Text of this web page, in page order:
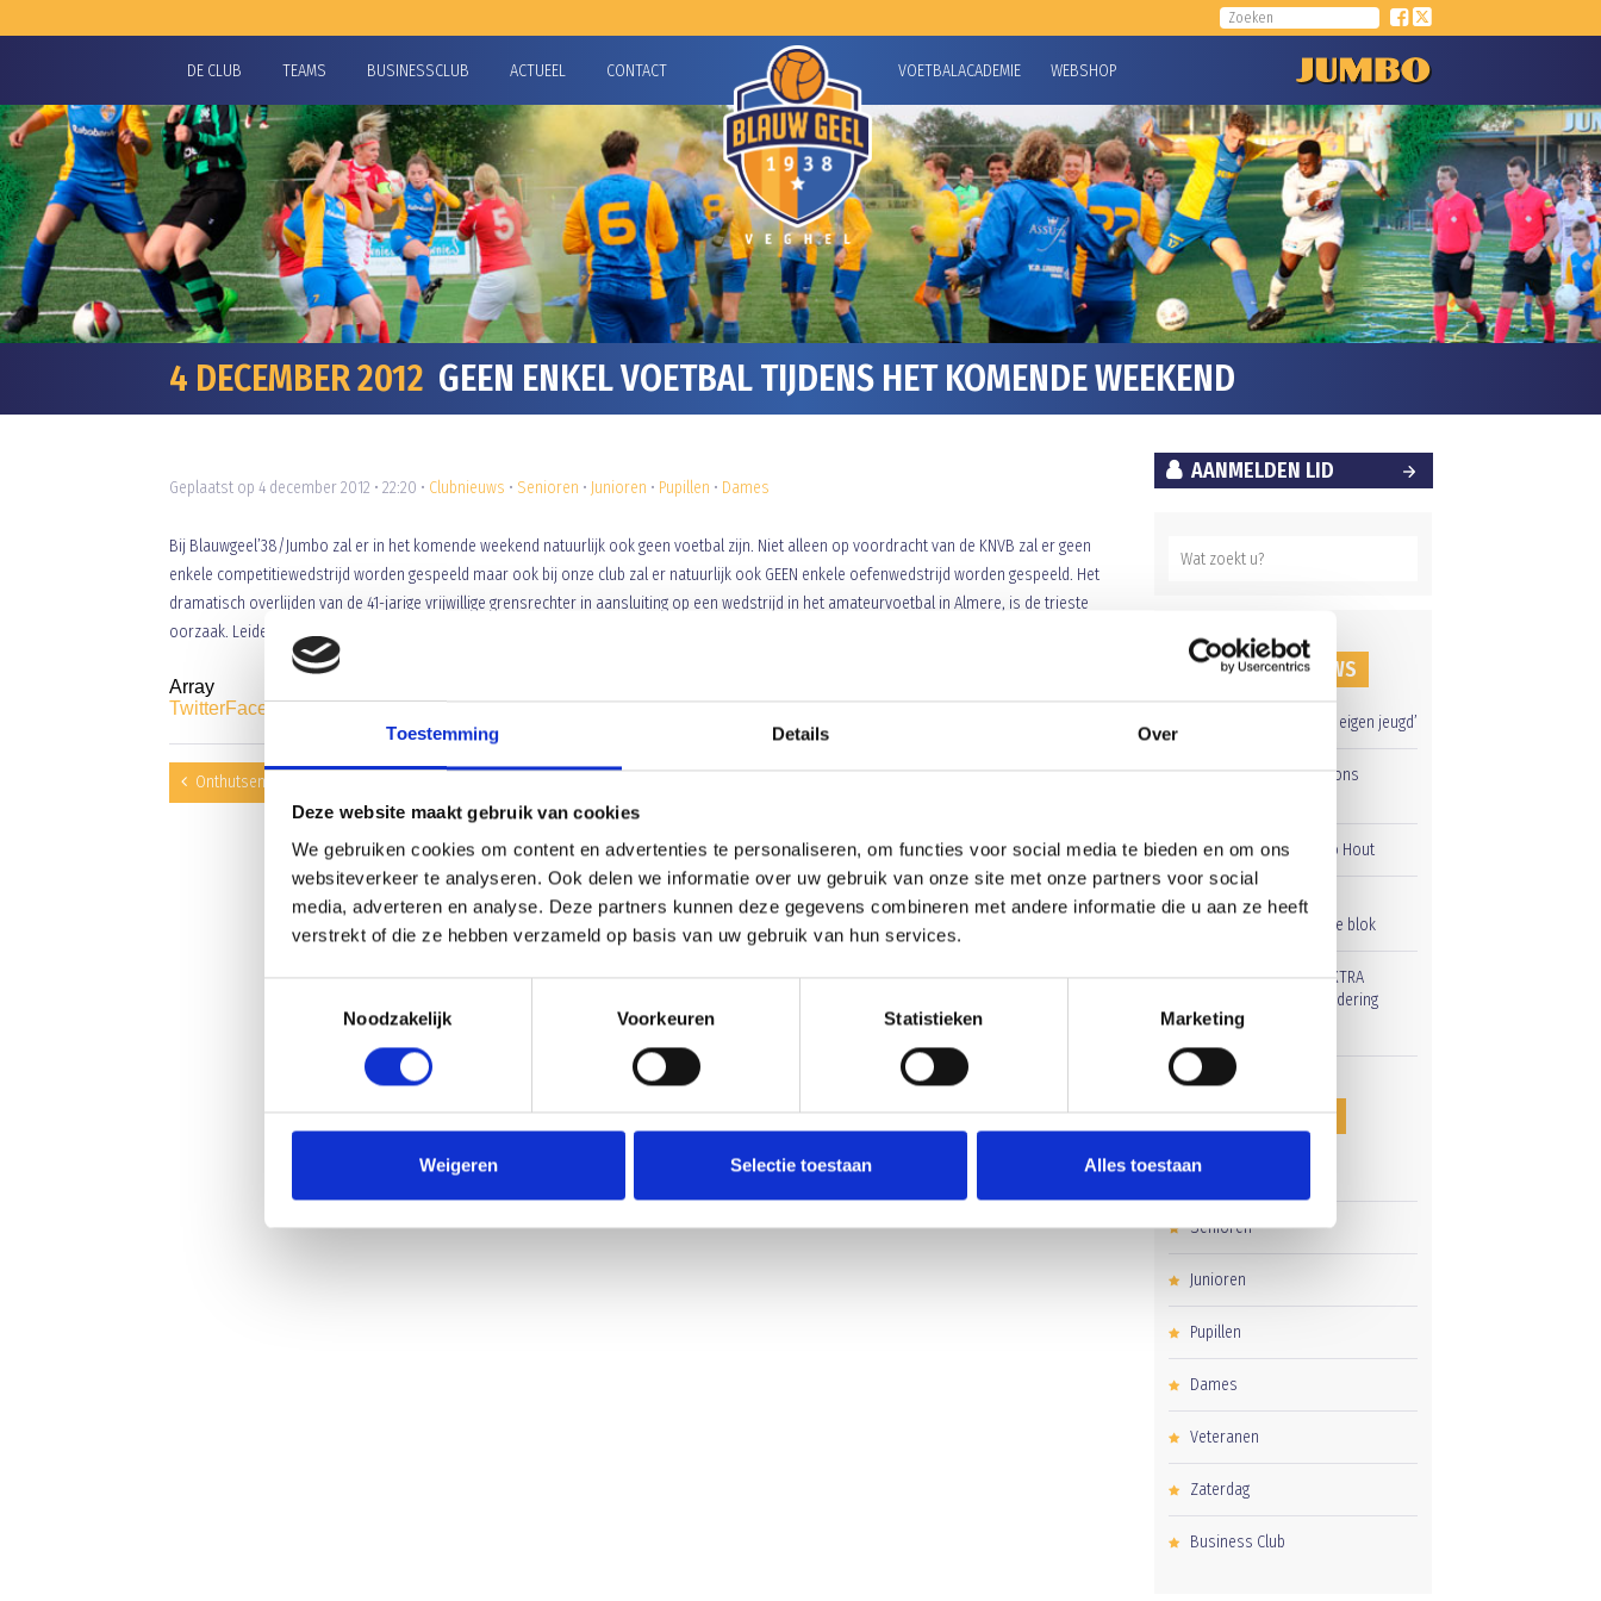
Toestemming Details Over
Deze website maakt gebruik van cookies
We gebruiken cookies om content en advertenties te personaliseren, om functies voor social media te bieden en om ons
websiteverkeer te analyseren. Ook delen we informatie over uw gebruik van onze site met onze partners voor social
media, adverteren en analyse. Deze partners kunnen deze gegevens combineren met andere informatie die u aan ze heeft
verstrekt of die ze hebben verzameld op basis van uw gebruik van hun services.
Noodzakelijk
Voorkeuren Statistieken Marketing
Weigeren Selectie toestaan Alles toestaan
DE CLUB TEAMS BUSINESSCLUB ACTUEEL CONTACT VOETBALACADEMIE WEBSHOP
4 DECEMBER 2012 GEEN ENKEL VOETBAL TIJDENS HET KOMENDE WEEKEND
Geplaatst op 4 december 2012 • 22:20 • Clubnieuws • Senioren • Junioren • Pupillen • Dames
Bij Blauwgeel’38/Jumbo zal er in het komende weekend natuurlijk ook geen voetbal zijn. Niet alleen op voordracht van de KNVB zal er geen
enkele competitiewedstrijd worden gespeeld maar ook bij onze club zal er natuurlijk ook GEEN enkele oefenwedstrijd worden gespeeld. Het
dramatisch overlijden van de 41-jarige vrijwillige grensrechter in aansluiting op een wedstrijd in het amateurvoetbal in Almere, is de trieste
oorzaak. Leiders, scheidsrechters, trainers en al die vrijwilligers zijn noodzakelijk voor het voortbestaan van het amateurvoetbal.
Array
TwitterFacebookWhatsApp
Onthutsend zwak Blauw Geel leidt nederlaag
AANMELDEN LID
RECENT NIEUWS
‘Méér kansen voor de eigen jeugd’
Groot onderhoud op ons
Overwinning op Mierlo Hout
Gelijkspel in eerste
oefenwedstrijd tweede blok
Uitnodiging voor de EXTRA
Algemene Ledenvergadering
CATEGORIEËN
Clubnieuws
Senioren
Junioren
Pupillen
Dames
Veteranen
Zaterdag
Business Club